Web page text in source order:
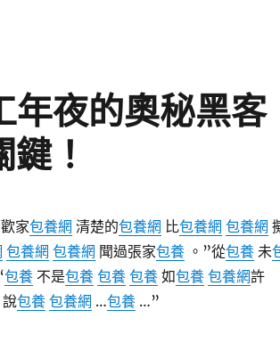
夜的奧秘黑客
！
歡家包養網 清楚的包養網 比包養網 包養網
包養網 包養網 聞過張家包養。”從包養未
包養不是包養 包養 包養如包養 包養網許
說包養 包養網 …包養…”